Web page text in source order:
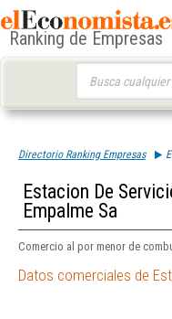
Ranking de Empresas
Directorio Ranking Empresas
Estacion De
Empalme Sa
Comercio al por menor de
Datos comerciales de